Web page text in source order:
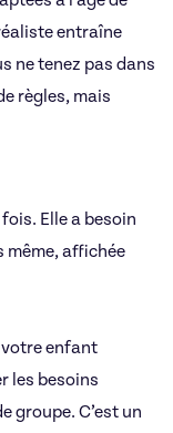
entraîne
ne tenez pas dans
règles, mais
Elle a besoin
même, affichée
votre enfant
les besoins
groupe. C’est un